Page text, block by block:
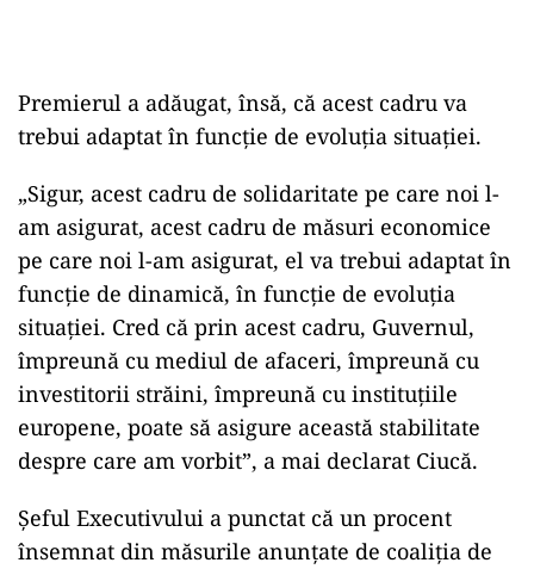
Premierul a adăugat, însă, că acest cadru va
trebui adaptat în funcţie de evoluţia situaţiei.
„Sigur, acest cadru de solidaritate pe care noi l-
am asigurat, acest cadru de măsuri economice
pe care noi l-am asigurat, el va trebui adaptat în
funcţie de dinamică, în funcţie de evoluţia
situaţiei. Cred că prin acest cadru, Guvernul,
împreună cu mediul de afaceri, împreună cu
investitorii străini, împreună cu instituţiile
europene, poate să asigure această stabilitate
despre care am vorbit”, a mai declarat Ciucă.
Şeful Executivului a punctat că un procent
însemnat din măsurile anunţate de coaliţia de